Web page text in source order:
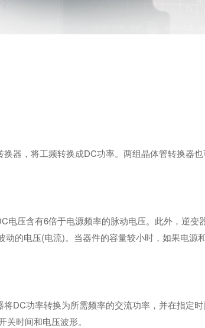
换器，将工频转换成DC功率。两组晶体管转换器
电压含有6倍于电源频率的脉动电压。此外，逆
的电压(电流)。当器件的容量较小时，如果电源
将DC功率转换为所需频率的交流功率，并在指定
时间和电压波形。